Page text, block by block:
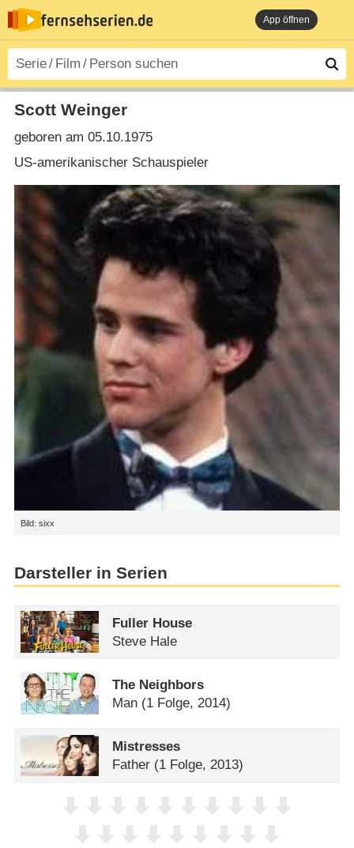
App öffnen
Bild: sixx
Scott Weinger
geboren am 05.10.1975
US-amerikanischer Schauspieler
Darsteller in Serien
Fuller House
Steve Hale
The Neighbors
Man (1 Folge, 2014)
Mistresses
Father (1 Folge, 2013)